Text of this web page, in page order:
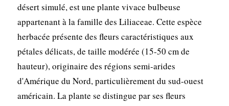
désert simulé, est une plante vivace bulbeuse
appartenant à la famille des Liliaceae. Cette espèce
herbacée présente des fleurs caractéristiques aux
pétales délicats, de taille modérée (15-50 cm de
hauteur), originaire des régions semi-arides
d'Amérique du Nord, particulièrement du sud-ouest
américain. La plante se distingue par ses fleurs